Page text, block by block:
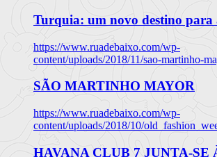
Turquia: um novo destino para
https://www.ruadebaixo.com/wp-
content/uploads/2018/11/sao-martinho-
SÃO MARTINHO MAYOR
https://www.ruadebaixo.com/wp-
content/uploads/2018/10/
HAVANA CLUB 7 JUNTA-SE